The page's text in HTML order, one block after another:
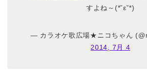
すよね～(*˘ε˘*)
— カラオケ歌広場★ニコちゃん
2014, 7月 4